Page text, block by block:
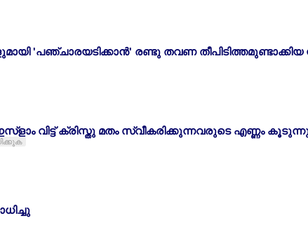
'പഞ്ചാരയടിക്കാന്‍' രണ്ടു തവണ തീപിടിത്തമുണ്ടാക്കിയ
വിട്ട് ക്രിസ്തു മതം സ്വീകരിക്കുന്നവരുടെ എണ്ണം